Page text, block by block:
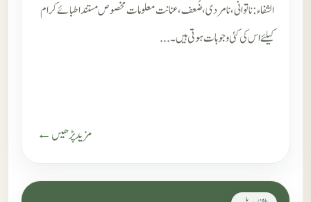
الشفاء : ناتوانی، نامردی، ضُعف، عنانت معلومات مخصوص مستند اطبائے کرام
کیلئے اس کی کئی وجوہات ہوتی ہیں۔...
مزید پڑھیں ←